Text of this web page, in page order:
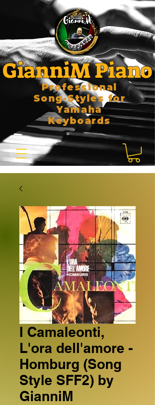
GianniM Piano
Professional
Song-Styles for
Yamaha
Keyboards
I Camaleonti,
L'ora dell'amore -
Homburg (Song
Style SFF2) by
GianniM